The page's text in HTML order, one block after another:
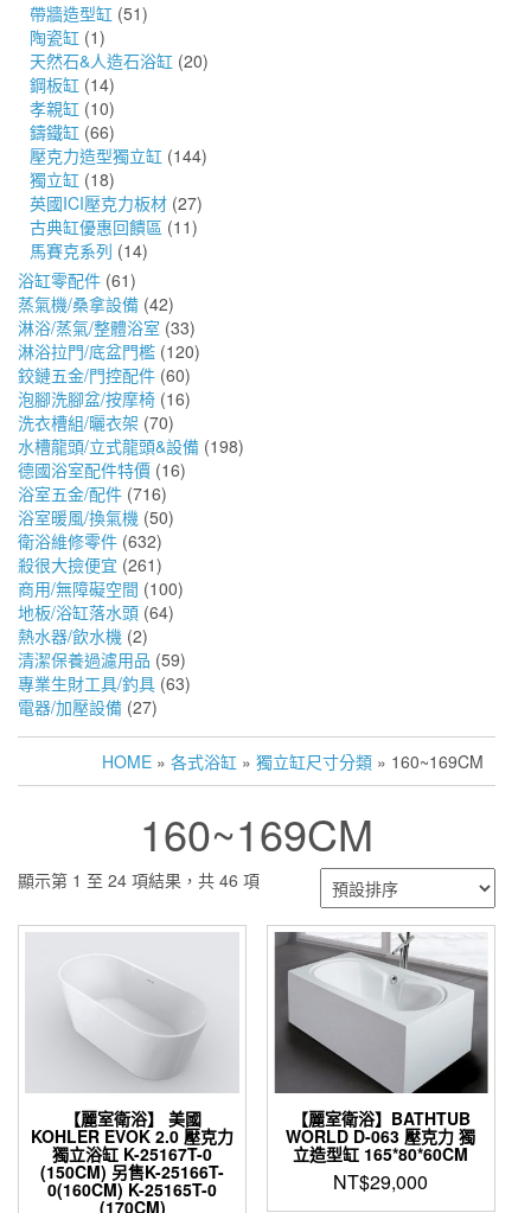
帶牆造型缸 (51)
陶瓷缸 (1)
天然石&人造石浴缸 (20)
鋼板缸 (14)
孝親缸 (10)
鑄鐵缸 (66)
壓克力造型獨立缸 (144)
獨立缸 (18)
英國ICI壓克力板材 (27)
古典缸優惠回饋區 (11)
馬賽克系列 (14)
浴缸零配件 (61)
蒸氣機/桑拿設備 (42)
淋浴/蒸氣/整體浴室 (33)
淋浴拉門/底盆門檻 (120)
鉸鏈五金/門控配件 (60)
泡腳洗腳盆/按摩椅 (16)
洗衣槽組/曬衣架 (70)
水槽龍頭/立式龍頭&設備 (198)
德國浴室配件特價 (16)
浴室五金/配件 (716)
浴室暖風/換氣機 (50)
衛浴維修零件 (632)
殺很大撿便宜 (261)
商用/無障礙空間 (100)
地板/浴缸落水頭 (64)
熱水器/飲水機 (2)
清潔保養過濾用品 (59)
專業生財工具/釣具 (63)
電器/加壓設備 (27)
HOME » 各式浴缸 » 獨立缸尺寸分類 » 160~169CM
160~169CM
顯示第 1 至 24 項結果，共 46 項
【麗室衛浴】 美國
KOHLER EVOK 2.0 壓克力
獨立浴缸 K-25167T-0
(150CM) 另售K-25166T-
0(160CM) K-25165T-0
(170CM)
【麗室衛浴】BATHTUB
WORLD D-063 壓克力 獨
立造型缸 165*80*60CM
NT$29,000